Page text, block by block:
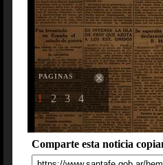
PAGINAS
1 2 3 4
Comparte esta noticia